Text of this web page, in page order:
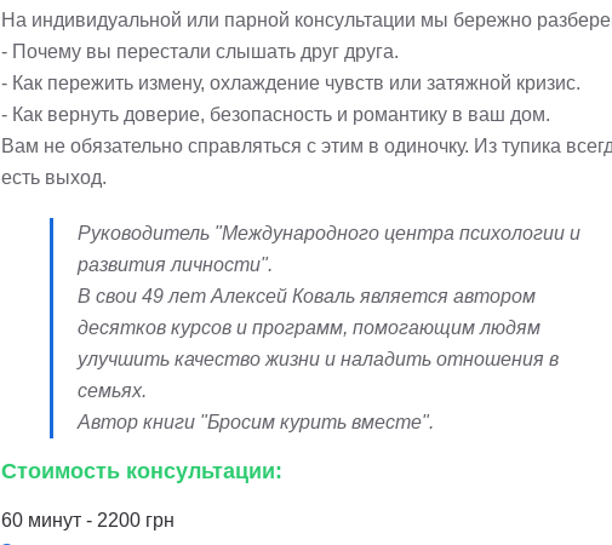
На индивидуальной или парной консультации мы бережно
- Почему вы перестали слышать друг друга.
- Как пережить измену, охлаждение чувств или затяжной кризис.
- Как вернуть доверие, безопасность и романтику в ваш дом.
Вам не обязательно справляться с этим в одиночку. Из тупика
есть выход.
Руководитель "Международного центра психологии и
развития личности".
В свои 49 лет Алексей Коваль является автором
десятков курсов и программ, помогающим людям
улучшить качество жизни и наладить отношения в
семьях.
Автор книги "Бросим курить вместе".
Стоимость консультации:
60 минут - 2200 грн